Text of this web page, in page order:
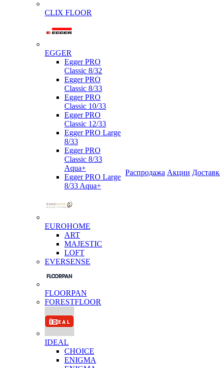
CLIX FLOOR
EGGER
Egger PRO
Classic 8/32
Egger PRO
Classic 8/33
Egger PRO
Classic 10/33
Egger PRO
Classic 12/33
Egger PRO Large
8/33
Egger PRO
Classic 8/33
Aqua+
Egger PRO Large
8/33 Aqua+
EUROHOME
ART
MAJESTIC
LOFT
EVERSENSE
FLOORPAN
FORESTFLOOR
IDEAL
CHOICE
ENIGMA
Распродажа Акции